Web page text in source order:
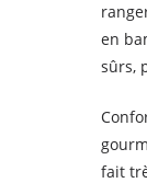
en
sûrs,
fait